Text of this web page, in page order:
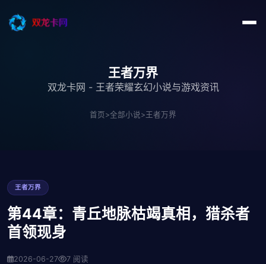
王者万界
双龙卡网 - 王者荣耀玄幻小说与游戏资讯
首页>全部小说>王者万界
王者万界
第44章：青丘地脉枯竭真相，猎杀者
首领现身
2026-06-27 7 阅读